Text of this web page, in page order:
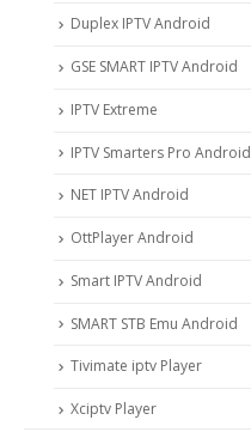
Duplex IPTV Android
GSE SMART IPTV Android
IPTV Extreme
IPTV Smarters Pro Android
NET IPTV Android
OttPlayer Android
Smart IPTV Android
SMART STB Emu Android
Tivimate iptv Player
Xciptv Player